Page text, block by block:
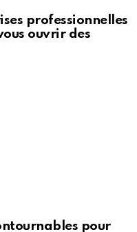
professionnelles
ouvrir des
pour